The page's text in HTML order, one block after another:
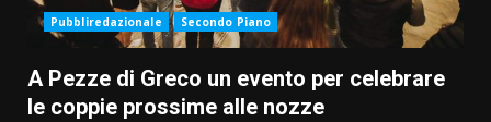
Pubbliredazionale Secondo Piano
A Pezze di Greco un evento per celebrare
le coppie prossime alle nozze